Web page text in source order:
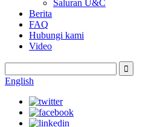
Saluran U&C
Berita
FAQ
Hubungi kami
Video
English